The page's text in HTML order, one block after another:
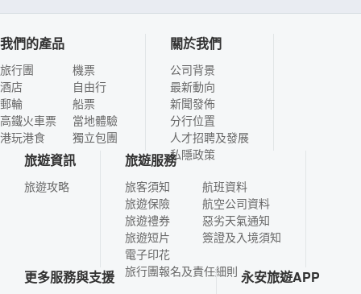
我們的產品
旅行團
酒店
郵輪
高鐵火車票
港玩港食
機票
自由行
船票
當地體驗
獨立包團
關於我們
公司背景
最新動向
新聞發佈
分行位置
人才招聘及發展
私隱政策
旅遊資訊
旅遊攻略
旅遊服務
旅客須知
旅遊保險
旅遊禮券
旅遊短片
電子印花
航班資料
航空公司資料
惡劣天氣通知
簽證及入境須知
旅行團報名及責任細則
更多服務與支援 永安旅遊APP